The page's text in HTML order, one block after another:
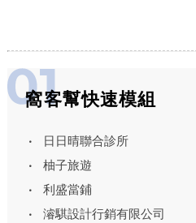
窩客幫快速模組
日日晴聯合診所
柚子旅遊
利盛當鋪
濬騏設計行銷有限公司